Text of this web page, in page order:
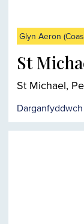
Glyn Aeron
St
St Michael,